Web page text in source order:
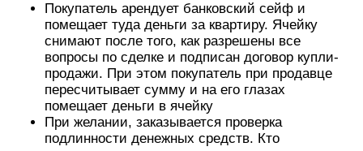
Покупатель арендует банковский сейф и
помещает туда деньги за квартиру. Ячейку
снимают после того, как разрешены все
вопросы по сделке и подписан договор купли-
продажи. При этом покупатель при продавце
пересчитывает сумму и на его глазах
помещает деньги в ячейку
При желании, заказывается проверка
подлинности денежных средств. Кто